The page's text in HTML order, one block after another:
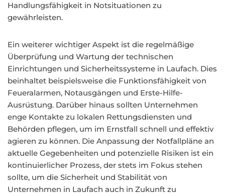
Handlungsfähigkeit in Notsituationen zu
gewährleisten.
Ein weiterer wichtiger Aspekt ist die regelmäßige
Überprüfung und Wartung der technischen
Einrichtungen und Sicherheitssysteme in Laufach. Dies
beinhaltet beispielsweise die Funktionsfähigkeit von
Feueralarmen, Notausgängen und Erste-Hilfe-
Ausrüstung. Darüber hinaus sollten Unternehmen
enge Kontakte zu lokalen Rettungsdiensten und
Behörden pflegen, um im Ernstfall schnell und effektiv
agieren zu können. Die Anpassung der Notfallpläne an
aktuelle Gegebenheiten und potenzielle Risiken ist ein
kontinuierlicher Prozess, der stets im Fokus stehen
sollte, um die Sicherheit und Stabilität von
Unternehmen in Laufach auch in Zukunft zu